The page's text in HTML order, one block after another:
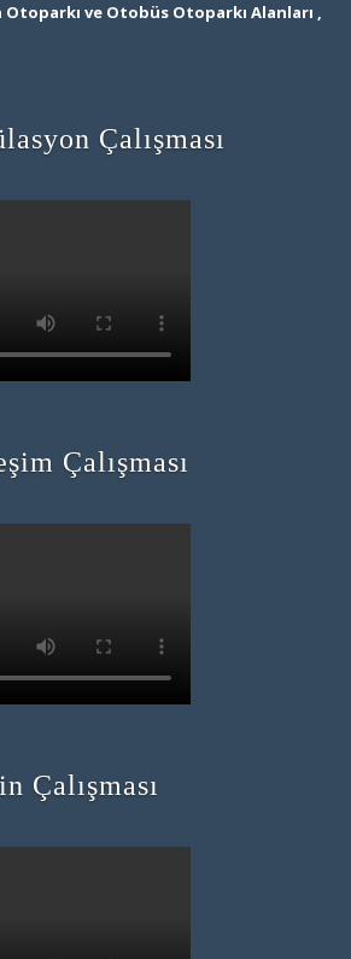
Otoparkı ve Otobüs Otoparkı Alanları ,
Çalışması
Çalışması
Çalışması